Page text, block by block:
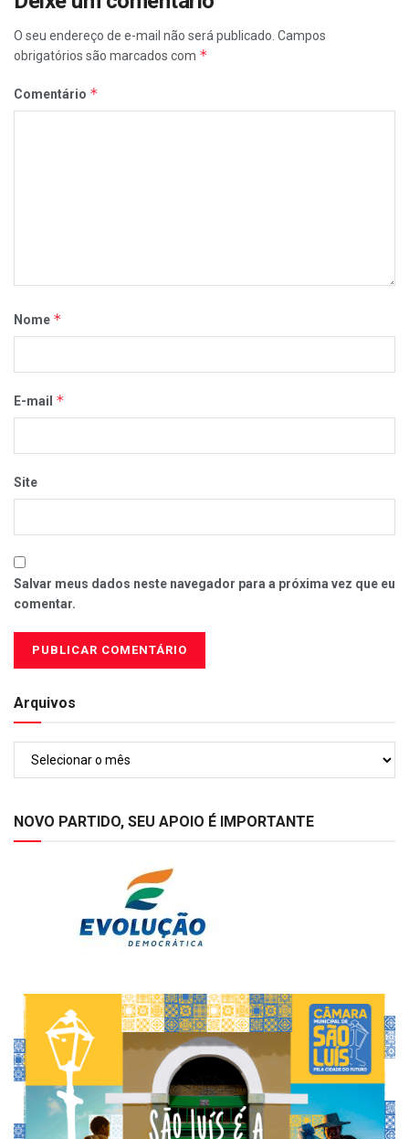
O seu endereço de e-mail não será publicado. Campos
obrigatórios são marcados com *
Comentário *
Nome *
E-mail *
Site
Salvar meus dados neste navegador para a próxima vez que eu
comentar.
Arquivos
Arquivos
NOVO PARTIDO, SEU APOIO É IMPORTANTE